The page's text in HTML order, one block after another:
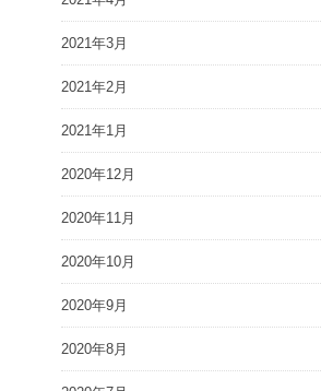
2021年3月
2021年2月
2021年1月
2020年12月
2020年11月
2020年10月
2020年9月
2020年8月